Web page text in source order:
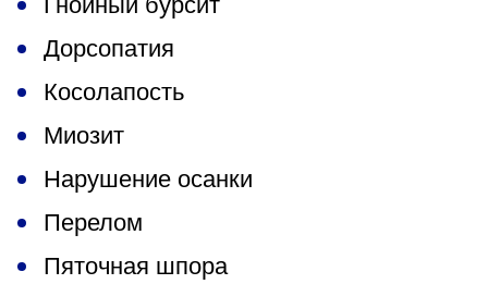
Дорсопатия
Косолапость
Миозит
Нарушение осанки
Перелом
Пяточная шпора